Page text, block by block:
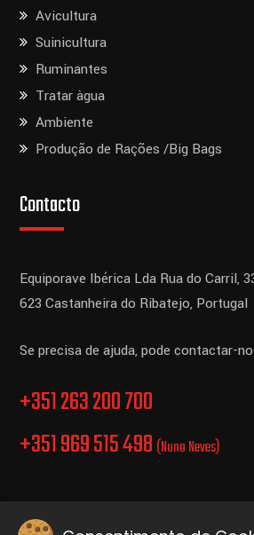
Avicultura
Suinicultura
Ruminantes
Tratar àgua
Ambiente
Produção de Rações /Big Bags
Contacto
Equiporave Ibérica LdaRua do Carril,
623 Castanheira do Ribatejo, Portugal
Se precisa de ajuda, pode contactar-
+351 263 200 700
+351 969 515 498 (Nuno Neves)